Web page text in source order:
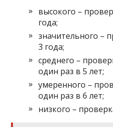
высокого –
года;
значительного –
3 года;
среднего –
один раз в 5 лет;
умеренного –
один раз в 6 лет;
низкого –